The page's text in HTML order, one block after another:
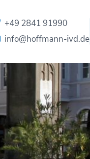
+49 2841 91990
info@hoffmann-ivd.de